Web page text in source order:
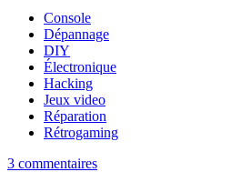
Console
Dépannage
DIY
Électronique
Hacking
Jeux video
Réparation
Rétrogaming
3 commentaires